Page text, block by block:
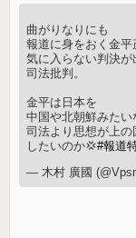
曲がりなりにも
報道に身をおく金平
気に入らない判決が
司法批判。
金平は日本を
中国や北朝鮮みたい
司法より思想が上の
したいのか💢#報道
— 木村 廣國